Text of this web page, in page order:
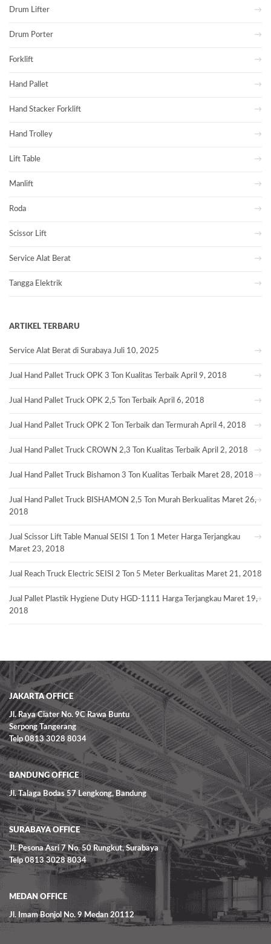
Drum Lifter
Drum Porter
Forklift
Hand Pallet
Hand Stacker Forklift
Hand Trolley
Lift Table
Manlift
Roda
Scissor Lift
Service Alat Berat
Tangga Elektrik
ARTIKEL TERBARU
Service Alat Berat di Surabaya Juli 10, 2025
Jual Hand Pallet Truck OPK 3 Ton Kualitas Terbaik April 9, 2018
Jual Hand Pallet Truck OPK 2,5 Ton Terbaik April 6, 2018
Jual Hand Pallet Truck OPK 2 Ton Terbaik dan Termurah April 4, 2018
Jual Hand Pallet Truck CROWN 2,3 Ton Kualitas Terbaik April 2, 2018
Jual Hand Pallet Truck Bishamon 3 Ton Kualitas Terbaik Maret 28, 2018
Jual Hand Pallet Truck BISHAMON 2,5 Ton Murah Berkualitas Maret 26,
2018
Jual Scissor Lift Table Manual SEISI 1 Ton 1 Meter Harga Terjangkau
Maret 23, 2018
Jual Reach Truck Electric SEISI 2 Ton 5 Meter Berkualitas Maret 21, 2018
Jual Pallet Plastik Hygiene Duty HGD-1111 Harga Terjangkau Maret 19,
2018
JAKARTA OFFICE
Jl. Raya Ciater No. 9C Rawa Buntu
Serpong Tangerang
Telp 0813 3028 8034
BANDUNG OFFICE
Jl. Talaga Bodas 57 Lengkong, Bandung
SURABAYA OFFICE
Jl. Pesona Asri 7 No. 50 Rungkut, Surabaya
Telp 0813 3028 8034
MEDAN OFFICE
Jl. Imam Bonjol No. 9 Medan 20112